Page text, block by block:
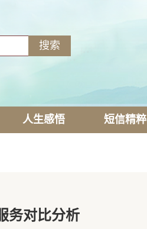
人生感悟 短信精粹
务对比分析